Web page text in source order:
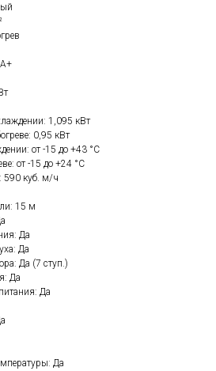
1,095 кВт
0,95 кВт
от -15 до +43 °C
от -15 до +24 °C
590 куб. м/ч
15 м
Да
Да
Да (7 ступ.)
Да
Да
Да